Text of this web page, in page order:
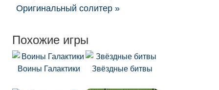
Оригинальный солитер »
Похожие игры
Воины Галактики Звёздные битвы